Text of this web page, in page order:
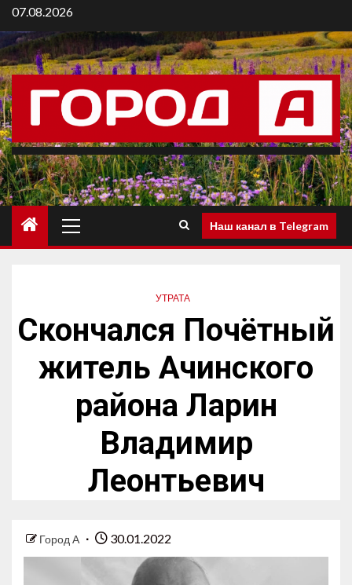
07.08.2026
Наш канал в Telegram
УТРАТА
Скончался Почётный
житель Ачинского
района Ларин
Владимир
Леонтьевич
Город А 30.01.2022